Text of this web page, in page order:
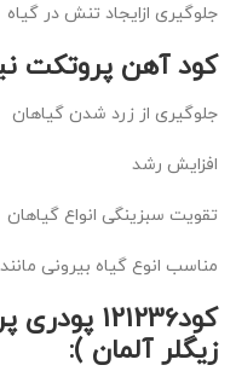
جلوگیری ازایجاد تنش در گیاه
کود آهن پروتکت نیچر 125
جلوگیری از زرد شدن گیاهان
افزایش رشد
تقویت سبزینگی انواع گیاهان
مناسب انوع گیاه بیرونی
زیگلر آلمان ):